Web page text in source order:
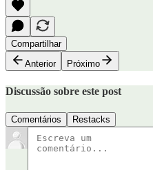
Compartilhar
Anterior
Próximo
Discussão sobre este post
Comentários Restacks